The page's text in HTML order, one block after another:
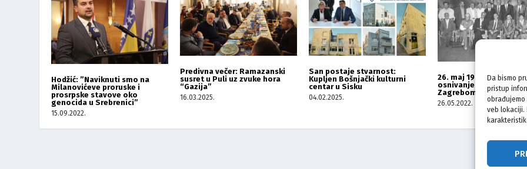
Da bismo
pristup
veb lokaciji.
Hodžić: ”Naviknuti smo na
Milanovićeve proruske i
prosrpske stavove oko
genocida u Srebrenici”
15.09.2022.
Predivna večer: Ramazanski
susret u Puli uz zvuke hora
“Gazija”
16.03.2025.
San postaje stvarnost:
Kupljen Bošnjački kulturni
centar u Sisku
04.02.2025.
26. maj 1990: Kakve
osnivanje SDA BiH sa
Zagrebom
26.05.2022.